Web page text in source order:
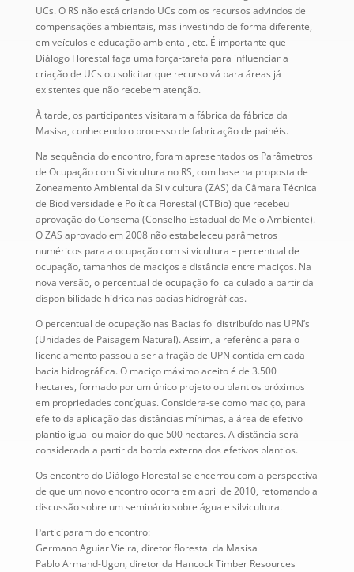
UCs. O RS não está criando UCs com os recursos advindos de
compensações ambientais, mas investindo de forma diferente,
em veículos e educação ambiental, etc. É importante que
Diálogo Florestal faça uma força-tarefa para influenciar a
criação de UCs ou solicitar que recurso vá para áreas já
existentes que não recebem atenção.
À tarde, os participantes visitaram a fábrica da fábrica da
Masisa, conhecendo o processo de fabricação de painéis.
Na sequência do encontro, foram apresentados os Parâmetros
de Ocupação com Silvicultura no RS, com base na proposta de
Zoneamento Ambiental da Silvicultura (ZAS) da Câmara Técnica
de Biodiversidade e Política Florestal (CTBio) que recebeu
aprovação do Consema (Conselho Estadual do Meio Ambiente).
O ZAS aprovado em 2008 não estabeleceu parâmetros
numéricos para a ocupação com silvicultura – percentual de
ocupação, tamanhos de maciços e distância entre maciços. Na
nova versão, o percentual de ocupação foi calculado a partir da
disponibilidade hídrica nas bacias hidrográficas.
O percentual de ocupação nas Bacias foi distribuído nas UPN’s
(Unidades de Paisagem Natural). Assim, a referência para o
licenciamento passou a ser a fração de UPN contida em cada
bacia hidrográfica. O maciço máximo aceito é de 3.500
hectares, formado por um único projeto ou plantios próximos
em propriedades contíguas. Considera-se como maciço, para
efeito da aplicação das distâncias mínimas, a área de efetivo
plantio igual ou maior do que 500 hectares. A distância será
considerada a partir da borda externa dos efetivos plantios.
Os encontro do Diálogo Florestal se encerrou com a perspectiva
de que um novo encontro ocorra em abril de 2010, retomando a
discussão sobre um seminário sobre água e silvicultura.
Participaram do encontro:
Germano Aguiar Vieira, diretor florestal da Masisa
Pablo Armand-Ugon, diretor da Hancock Timber Resources